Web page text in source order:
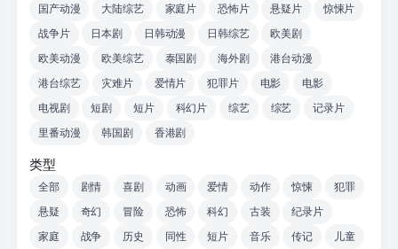
国产动漫
大陆综艺 家庭片 恐怖片 悬疑片
惊悚片
战争片
日本剧 日韩动漫 日韩综艺
欧美剧
欧美动漫
欧美综艺 泰国剧 海外剧
港台动漫
港台综艺
灾难片 爱情片 犯罪片 电影
电影
电视剧
短剧 短片 科幻片 综艺 综艺
记录片
里番动漫
韩国剧 香港剧
类型
全部 剧情 喜剧 动画 爱情 动作 惊悚
犯罪
悬疑
奇幻 冒险 恐怖 科幻 古装
纪录片
家庭
战争 历史 同性 短片 音乐 传记
儿童